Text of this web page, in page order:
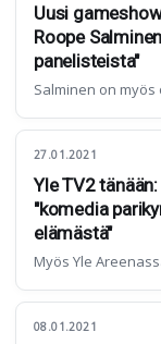
Uusi
Roope
panelisteista"
Salminen on
27.01.2021
Yle TV2
"komedia
elämästä"
Myös Yle
08.01.2021